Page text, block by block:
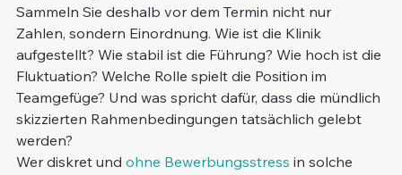
Sammeln Sie deshalb vor dem Termin nicht nur
Zahlen, sondern Einordnung. Wie ist die Klinik
aufgestellt? Wie stabil ist die Führung? Wie hoch ist die
Fluktuation? Welche Rolle spielt die Position im
Teamgefüge? Und was spricht dafür, dass die mündlich
skizzierten Rahmenbedingungen tatsächlich gelebt
werden?
Wer diskret und ohne Bewerbungsstress in solche